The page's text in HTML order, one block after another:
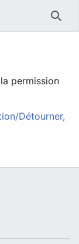
permission
Détourner,